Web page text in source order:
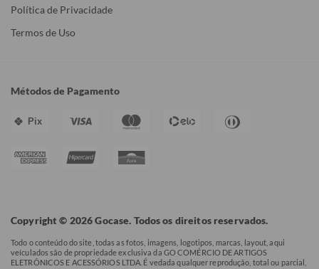
Política de Privacidade
Termos de Uso
Métodos de Pagamento
Pix
Copyright © 2026 Gocase. Todos os direitos reservados.
Todo o conteúdo do site, todas as fotos, imagens, logotipos, marcas, layout, aqui
veículados são de propriedade exclusiva da GO COMÉRCIO DE ARTIGOS
ELETRÔNICOS E ACESSÓRIOS LTDA. É vedada qualquer reprodução, total ou parcial,